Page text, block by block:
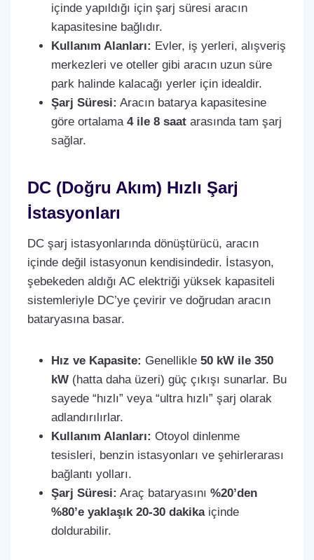
içinde yapıldığı için şarj süresi aracın
kapasitesine bağlıdır.
Kullanım Alanları: Evler, iş yerleri, alışveriş
merkezleri ve oteller gibi aracın uzun süre
park halinde kalacağı yerler için idealdir.
Şarj Süresi: Aracın batarya kapasitesine
göre ortalama 4 ile 8 saatarasında tam şarj
sağlar.
DC (Doğru Akım) Hızlı Şarj
İstasyonları
DC şarj istasyonlarında dönüştürücü, aracın
içinde değil istasyonun kendisindedir. İstasyon,
şebekeden aldığı AC elektriği yüksek kapasiteli
sistemleriyle DC’ye çevirir ve doğrudan aracın
bataryasına basar.
Hız ve Kapasite: Genellikle 50 kW ile 350
kW(hatta daha üzeri) güç çıkışı sunarlar. Bu
sayede “hızlı” veya “ultra hızlı” şarj olarak
adlandırılırlar.
Kullanım Alanları: Otoyol dinlenme
tesisleri, benzin istasyonları ve şehirlerarası
bağlantı yolları.
Şarj Süresi: Araç bataryasını %20’den
%80’e yaklaşık 20-30 dakikaiçinde
doldurabilir.